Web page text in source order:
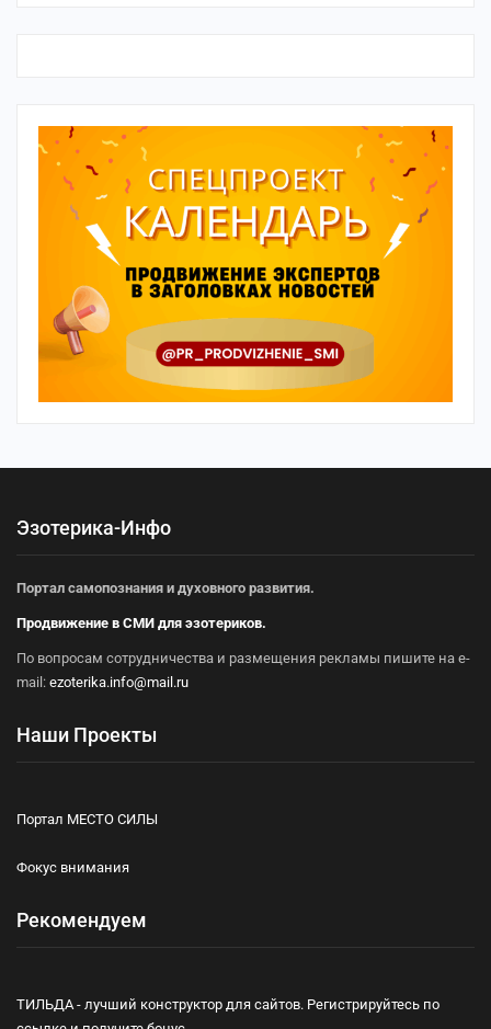
Эзотерика-Инфо
Портал самопознания и духовного развития.
Продвижение в СМИ для эзотериков.
По вопросам сотрудничества и размещения рекламы пишите на e-
mail: ezoterika.info@mail.ru
Наши Проекты
Портал МЕСТО СИЛЫ
Фокус внимания
Рекомендуем
ТИЛЬДА - лучший конструктор для сайтов. Регистрируйтесь по